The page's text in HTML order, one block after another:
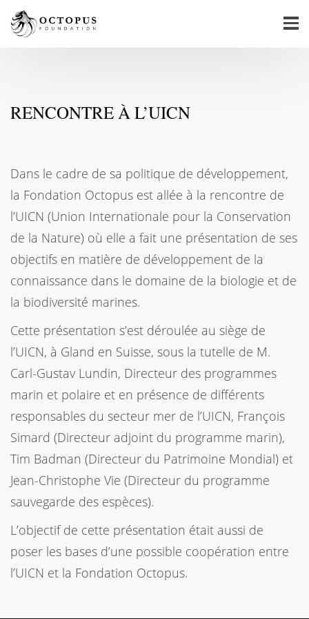
RENCONTRE À L’UICN
Dans le cadre de sa politique de développement,
la Fondation Octopus est allée à la rencontre de
l’UICN (Union Internationale pour la Conservation
de la Nature) où elle a fait une présentation de ses
objectifs en matière de développement de la
connaissance dans le domaine de la biologie et de
la biodiversité marines.
Cette présentation s’est déroulée au siège de
l’UICN, à Gland en Suisse, sous la tutelle de M.
Carl-Gustav Lundin, Directeur des programmes
marin et polaire et en présence de différents
responsables du secteur mer de l’UICN, François
Simard (Directeur adjoint du programme marin),
Tim Badman (Directeur du Patrimoine Mondial) et
Jean-Christophe Vie (Directeur du programme
sauvegarde des espèces).
L’objectif de cette présentation était aussi de
poser les bases d’une possible coopération entre
l’UICN et la Fondation Octopus.